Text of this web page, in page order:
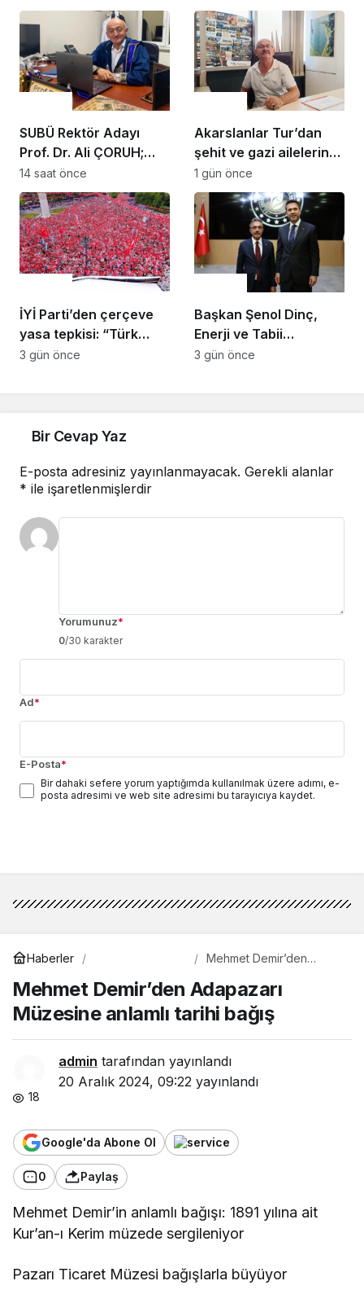
ziyareti
SUBÜ Rektör Adayı
Prof. Dr. Ali ÇORUH;
“Sakarya’ya değer
katan bir üniversite
inşa etmek istiyorum”
14 saat önce
Akarslanlar Tur’dan
şehit ve gazi ailelerine
anlamlı destek
1 gün önce
İYİ Parti’den çerçeve
yasa tepkisi: “Türk
milletine hesap
3 gün önce
Başkan Şenol Dinç,
Enerji ve Tabii
Kaynaklar Bakanı
3 gün önce
Bir Cevap Yaz
E-posta adresiniz yayınlanmayacak. Gerekli alanlar
* ile işaretlenmişlerdir
Yorumunuz*
0/30 karakter
Ad*
E-Posta*
Bir dahaki sefere yorum yaptığımda kullanılmak üzere adımı, e-
posta adresimi ve web site adresimi bu tarayıcıya kaydet.
Haberler
Mehmet Demir’den
anlamlı tarihi bağış
Mehmet Demir’den Adapazarı
Müzesine anlamlı tarihi bağış
admin tarafından yayınlandı
20 Aralık 2024, 09:22 yayınlandı
18
Google'da Abone Ol
0 Paylaş
Mehmet Demir’in anlamlı bağışı: 1891 yılına ait
Kur’an-ı Kerim müzede sergileniyor
Pazarı Ticaret Müzesi bağışlarla büyüyor